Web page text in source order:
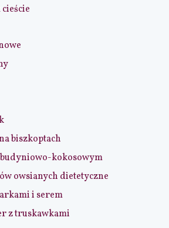
biszkoptach
kokosowym
owsianych dietetyczne
i serem
z truskawkami